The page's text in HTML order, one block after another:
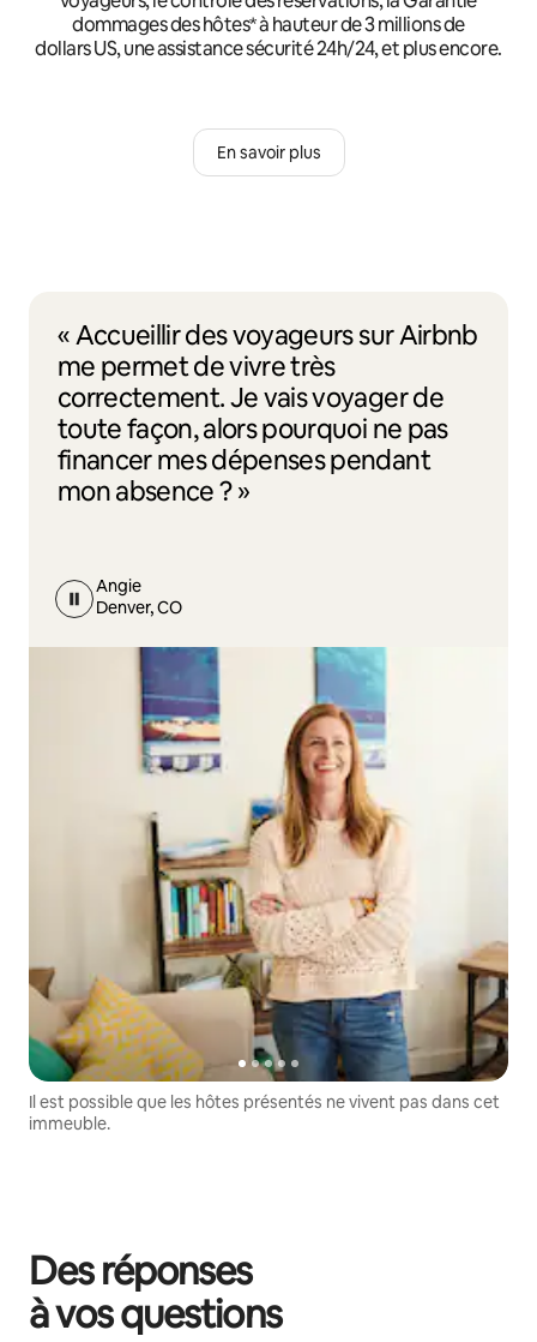
dommages des hôtes* à hauteur de 3 millions de
dollars US, une assistance sécurité 24h/24, et plus encore.
En savoir plus
« Accueillir des voyageurs sur Airbnb
me permet de vivre très
correctement. Je vais voyager de
toute façon, alors pourquoi ne pas
financer mes dépenses pendant
mon absence ? »
Angie
Denver, CO
Il est possible que les hôtes présentés ne vivent pas dans cet
immeuble.
Des réponses
à vos questions